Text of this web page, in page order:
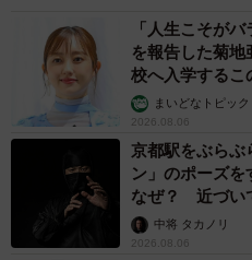
未満」「30万円以上50万円未
に80.6%の保護者が「100万
ことが分かりました。
しかしながら、実際の年間支
「100万円以上150万円未満
の支出額と最適だと感じる支
り安い価格帯を求めている保
「人生こそが
を報告した菊
校へ入学するこ
まいどなトピック
2026.08.06
京都駅をぶら
ン」のポーズ
なぜ？ 近づい
未熟」中将 タカノリ
2026.08.06